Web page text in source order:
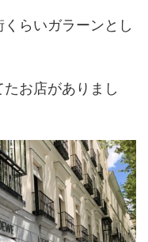
らいガラーンとし
お店がありまし